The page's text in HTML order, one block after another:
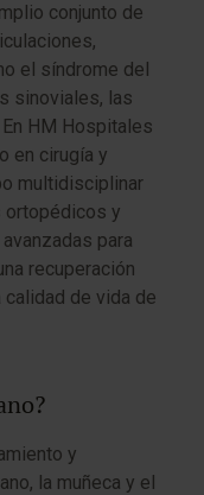
conjunto de
el síndrome del
sinoviales, las
HM Hospitales
en cirugía y
multidisciplinar
ortopédicos y
para
recuperación
de vida de
y
la muñeca y el